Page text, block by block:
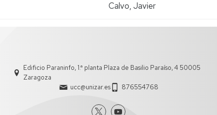
Calvo, Javier
Edificio Paraninfo, 1.ª planta Plaza de Basilio Paraíso, 4 50005
Zaragoza
ucc@unizar.es
876554768